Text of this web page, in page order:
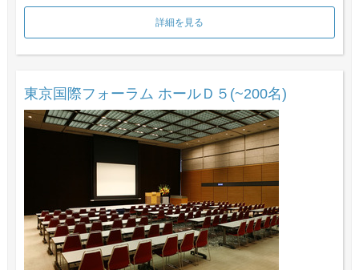
詳細を見る
東京国際フォーラム ホールＤ５(~200名)